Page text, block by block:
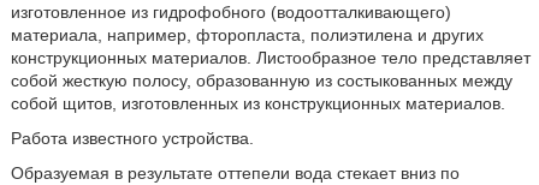
изготовленное из гидрофобного (водоотталкивающего)
материала, например, фторопласта, полиэтилена и других
конструкционных материалов. Листообразное тело представляет
собой жесткую полосу, образованную из состыкованных между
собой щитов, изготовленных из конструкционных материалов.
Работа известного устройства.
Образуемая в результате оттепели вода стекает вниз по